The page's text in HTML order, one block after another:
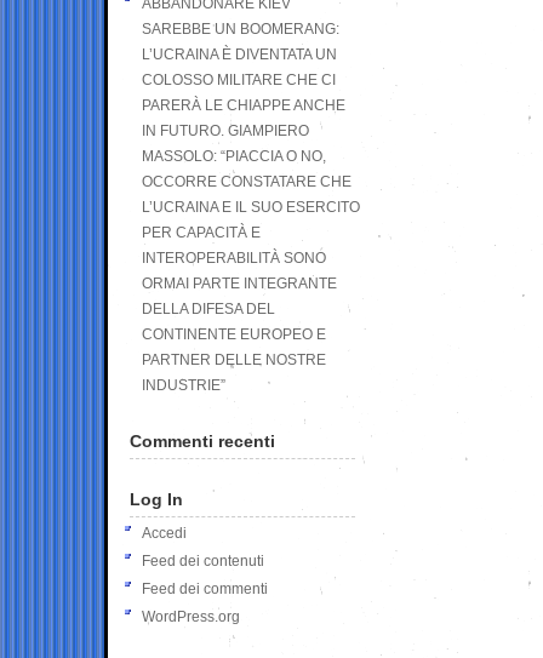
ABBANDONARE KIEV
SAREBBE UN BOOMERANG:
L’UCRAINA È DIVENTATA UN
COLOSSO MILITARE CHE CI
PARERÀ LE CHIAPPE ANCHE
IN FUTURO. GIAMPIERO
MASSOLO: “PIACCIA O NO,
OCCORRE CONSTATARE CHE
L’UCRAINA E IL SUO ESERCITO
PER CAPACITÀ E
INTEROPERABILITÀ SONO
ORMAI PARTE INTEGRANTE
DELLA DIFESA DEL
CONTINENTE EUROPEO E
PARTNER DELLE NOSTRE
INDUSTRIE”
Commenti recenti
Log In
Accedi
Feed dei contenuti
Feed dei commenti
WordPress.org